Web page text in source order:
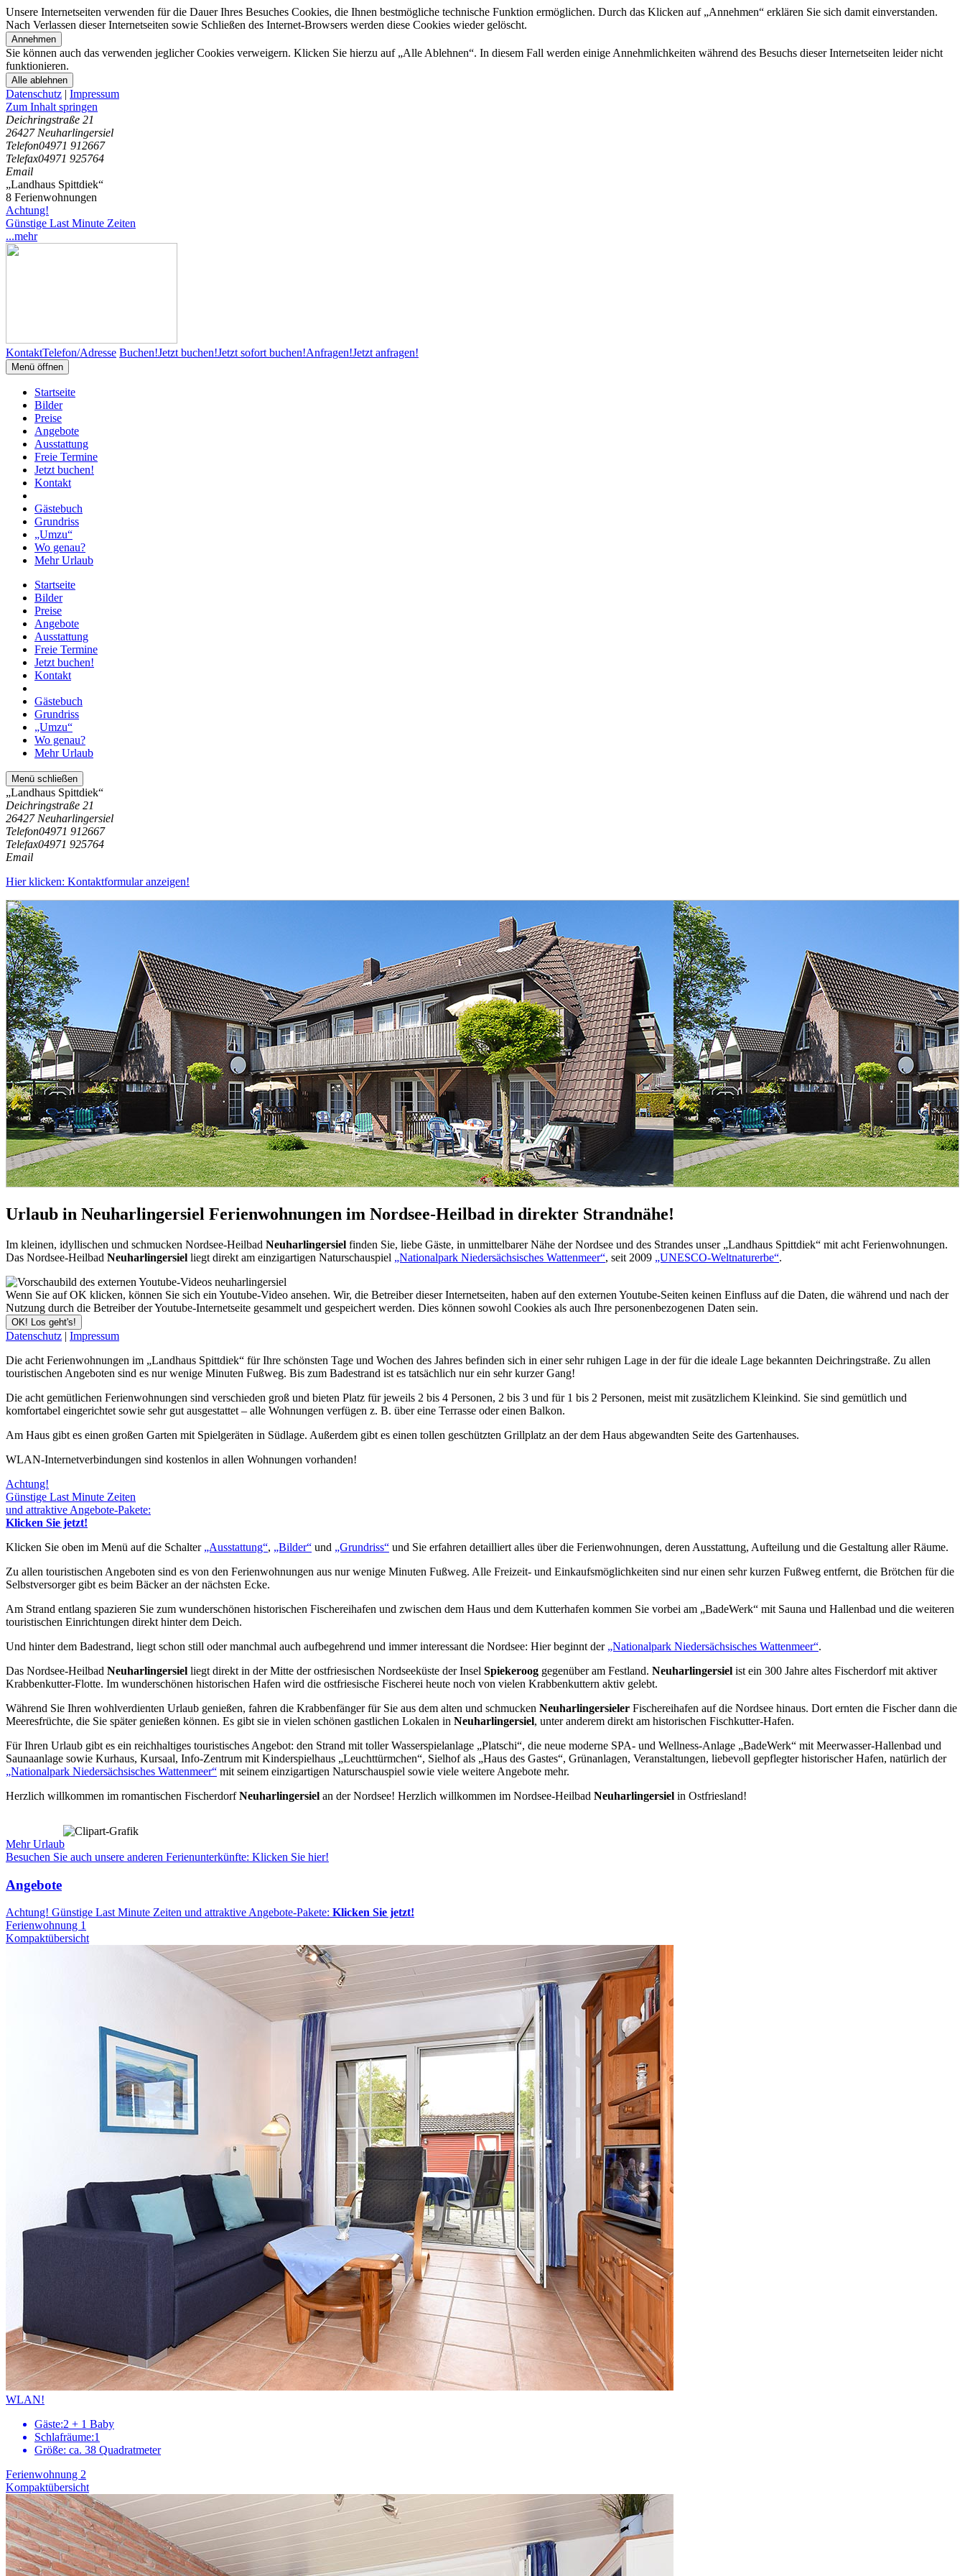
Unsere Internetseiten verwenden für die Dauer Ihres Besuches Cookies, die Ihnen bestmögliche technische Funktion ermöglichen. Durch das Klicken auf „Annehmen“ erklären Sie sich damit einverstanden.
Nach Verlassen dieser Internetseiten sowie Schließen des Internet-Browsers werden diese Cookies wieder gelöscht.
Annehmen
Sie können auch das verwenden jeglicher Cookies verweigern. Klicken Sie hierzu auf „Alle Ablehnen“. In diesem Fall werden einige Annehmlichkeiten während des Besuchs dieser Internetseiten leider nicht
funktionieren.
Alle ablehnen
Datenschutz | Impressum
Zum Inhalt springen
Deichringstraße 21
26427 Neuharlingersiel
Telefon04971 912667
Telefax04971 925764
Email
„Landhaus Spittdiek“
8 Ferienwohnungen
Achtung!
Günstige Last Minute Zeiten
...mehr
KontaktTelefon/Adresse Buchen!Jetzt buchen!Jetzt sofort buchen!Anfragen!Jetzt anfragen!
Menü öffnen
Startseite
Bilder
Preise
Angebote
Ausstattung
Freie Termine
Jetzt buchen!
Kontakt
Gästebuch
Grundriss
„Umzu“
Wo genau?
Mehr Urlaub
Startseite
Bilder
Preise
Angebote
Ausstattung
Freie Termine
Jetzt buchen!
Kontakt
Gästebuch
Grundriss
„Umzu“
Wo genau?
Mehr Urlaub
Menü schließen
„Landhaus Spittdiek“
Deichringstraße 21
26427 Neuharlingersiel
Telefon04971 912667
Telefax04971 925764
Email
Hier klicken: Kontaktformular anzeigen!
Urlaub in Neuharlingersiel Ferienwohnungen im Nordsee-Heilbad in direkter Strandnähe!
Im kleinen, idyllischen und schmucken Nordsee-Heilbad Neuharlingersiel finden Sie, liebe Gäste, in unmittelbarer Nähe der Nordsee und des Strandes unser „Landhaus Spittdiek“ mit acht Ferienwohnungen.
Das Nordsee-Heilbad Neuharlingersiel liegt direkt am einzigartigen Naturschauspiel „Nationalpark Niedersächsisches Wattenmeer“, seit 2009 „UNESCO-Weltnaturerbe“.
Wenn Sie auf OK klicken, können Sie sich ein Youtube-Video ansehen. Wir, die Betreiber dieser Internetseiten, haben auf den externen Youtube-Seiten keinen Einfluss auf die Daten, die während und nach der
Nutzung durch die Betreiber der Youtube-Internetseite gesammelt und gespeichert werden. Dies können sowohl Cookies als auch Ihre personenbezogenen Daten sein.
OK! Los geht's!
Datenschutz | Impressum
Die acht Ferienwohnungen im „Landhaus Spittdiek“ für Ihre schönsten Tage und Wochen des Jahres befinden sich in einer sehr ruhigen Lage in der für die ideale Lage bekannten Deichringstraße. Zu allen
touristischen Angeboten sind es nur wenige Minuten Fußweg. Bis zum Badestrand ist es tatsächlich nur ein sehr kurzer Gang!
Die acht gemütlichen Ferienwohnungen sind verschieden groß und bieten Platz für jeweils 2 bis 4 Personen, 2 bis 3 und für 1 bis 2 Personen, meist mit zusätzlichem Kleinkind. Sie sind gemütlich und
komfortabel eingerichtet sowie sehr gut ausgestattet – alle Wohnungen verfügen z. B. über eine Terrasse oder einen Balkon.
Am Haus gibt es einen großen Garten mit Spielgeräten in Südlage. Außerdem gibt es einen tollen geschützten Grillplatz an der dem Haus abgewandten Seite des Gartenhauses.
WLAN-Internetverbindungen sind kostenlos in allen Wohnungen vorhanden!
Achtung!
Günstige Last Minute Zeiten
und attraktive Angebote-Pakete:
Klicken Sie jetzt!
Klicken Sie oben im Menü auf die Schalter „Ausstattung“, „Bilder“ und „Grundriss“ und Sie erfahren detailliert alles über die Ferienwohnungen, deren Ausstattung, Aufteilung und die Gestaltung aller Räume.
Zu allen touristischen Angeboten sind es von den Ferienwohnungen aus nur wenige Minuten Fußweg. Alle Freizeit- und Einkaufsmöglichkeiten sind nur einen sehr kurzen Fußweg entfernt, die Brötchen für die
Selbstversorger gibt es beim Bäcker an der nächsten Ecke.
Am Strand entlang spazieren Sie zum wunderschönen historischen Fischereihafen und zwischen dem Haus und dem Kutterhafen kommen Sie vorbei am „BadeWerk“ mit Sauna und Hallenbad und die weiteren
touristischen Einrichtungen direkt hinter dem Deich.
Und hinter dem Badestrand, liegt schon still oder manchmal auch aufbegehrend und immer interessant die Nordsee: Hier beginnt der „Nationalpark Niedersächsisches Wattenmeer“.
Das Nordsee-Heilbad Neuharlingersiel liegt direkt in der Mitte der ostfriesischen Nordseeküste der Insel Spiekeroog gegenüber am Festland. Neuharlingersiel ist ein 300 Jahre altes Fischerdorf mit aktiver
Krabbenkutter-Flotte. Im wunderschönen historischen Hafen wird die ostfriesische Fischerei heute noch von vielen Krabbenkuttern aktiv gelebt.
Während Sie Ihren wohlverdienten Urlaub genießen, fahren die Krabbenfänger für Sie aus dem alten und schmucken Neuharlingersieler Fischereihafen auf die Nordsee hinaus. Dort ernten die Fischer dann die
Meeresfrüchte, die Sie später genießen können. Es gibt sie in vielen schönen gastlichen Lokalen in Neuharlingersiel, unter anderem direkt am historischen Fischkutter-Hafen.
Für Ihren Urlaub gibt es ein reichhaltiges touristisches Angebot: den Strand mit toller Wasserspielanlage „Platschi“, die neue moderne SPA- und Wellness-Anlage „BadeWerk“ mit Meerwasser-Hallenbad und
Saunaanlage sowie Kurhaus, Kursaal, Info-Zentrum mit Kinderspielhaus „Leuchttürmchen“, Sielhof als „Haus des Gastes“, Grünanlagen, Veranstaltungen, liebevoll gepflegter historischer Hafen, natürlich der
„Nationalpark Niedersächsisches Wattenmeer“ mit seinem einzigartigen Naturschauspiel sowie viele weitere Angebote mehr.
Herzlich willkommen im romantischen FischerdorfNeuharlingersiel an der Nordsee! Herzlich willkommen im Nordsee-Heilbad Neuharlingersiel in Ostfriesland!
Mehr Urlaub
Besuchen Sie auch unsere anderen Ferienunterkünfte: Klicken Sie hier!
Angebote
Achtung! Günstige Last Minute Zeiten und attraktive Angebote-Pakete: Klicken Sie jetzt!
Ferienwohnung 1
Kompaktübersicht
WLAN!
Gäste:2 + 1 Baby
Schlafräume:1
Größe: ca. 38 Quadratmeter
Ferienwohnung 2
Kompaktübersicht